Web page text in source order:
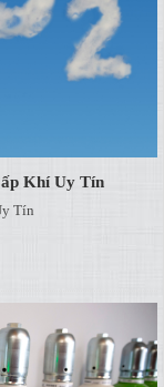
Khí Uy Tín
Tín